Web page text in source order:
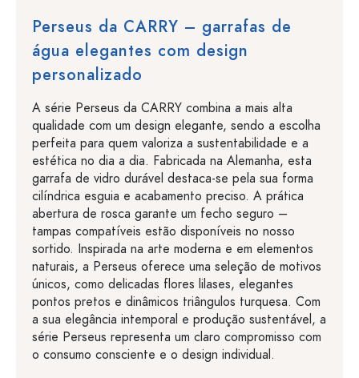
Perseus da CARRY – garrafas de
água elegantes com design
personalizado
A série Perseus da CARRY combina a mais alta
qualidade com um design elegante, sendo a escolha
perfeita para quem valoriza a sustentabilidade e a
estética no dia a dia. Fabricada na Alemanha, esta
garrafa de vidro durável destaca-se pela sua forma
cilíndrica esguia e acabamento preciso. A prática
abertura de rosca garante um fecho seguro –
tampas compatíveis estão disponíveis no nosso
sortido. Inspirada na arte moderna e em elementos
naturais, a Perseus oferece uma seleção de motivos
únicos, como delicadas flores lilases, elegantes
pontos pretos e dinâmicos triângulos turquesa. Com
a sua elegância intemporal e produção sustentável, a
série Perseus representa um claro compromisso com
o consumo consciente e o design individual.